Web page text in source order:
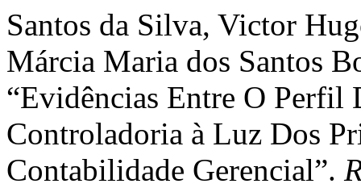
Santos da Silva, Victor
Márcia Maria dos Santos
“Evidências Entre O Perfil
Controladoria à Luz Dos
Contabilidade Gerencial”.